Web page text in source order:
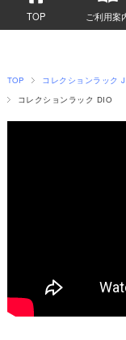
TOP ご利用案
TOP
コレクションラック
コレクションラック DIO